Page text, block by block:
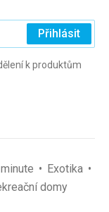
Přihlásit
k produktům
Exotika
domy